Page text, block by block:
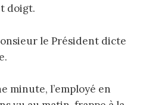
doigt.
le Président dicte
minute, l’employé en